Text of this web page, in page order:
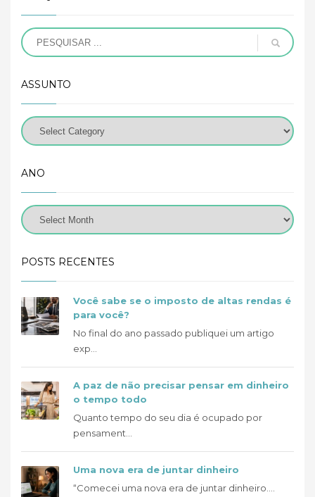
ASSUNTO
ANO
POSTS RECENTES
Você sabe se o imposto de altas rendas é
para você?
No final do ano passado publiquei um artigo
exp...
A paz de não precisar pensar em dinheiro
o tempo todo
Quanto tempo do seu dia é ocupado por
pensament...
Uma nova era de juntar dinheiro
“Comecei uma nova era de juntar dinheiro....